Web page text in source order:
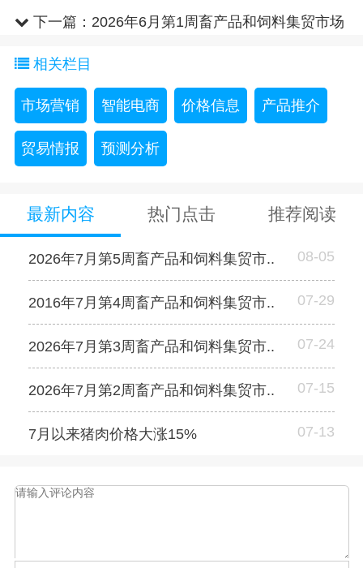
价格情况
下一篇： 2026年6月第1周畜产品和饲料集贸市场
相关栏目
市场营销 智能电商 价格信息 产品推介
贸易情报 预测分析
最新内容 热门点击 推荐阅读
2026年7月第5周畜产品和饲料集贸市.. 08-05
2016年7月第4周畜产品和饲料集贸市.. 07-29
2026年7月第3周畜产品和饲料集贸市.. 07-24
2026年7月第2周畜产品和饲料集贸市.. 07-15
7月以来猪肉价格大涨15% 07-13